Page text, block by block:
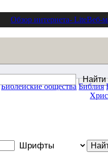
Обзор интернета- LiteВеб-
Библейские общества Библия